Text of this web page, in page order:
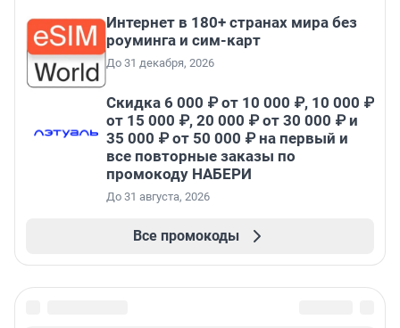
Интернет в 180+ странах мира без
роуминга и сим-карт
До 31 декабря, 2026
Скидка 6 000 ₽ от 10 000 ₽, 10 000 ₽
от 15 000 ₽, 20 000 ₽ от 30 000 ₽ и
35 000 ₽ от 50 000 ₽ на первый и
все повторные заказы по
промокоду НАБЕРИ
До 31 августа, 2026
Все промокоды